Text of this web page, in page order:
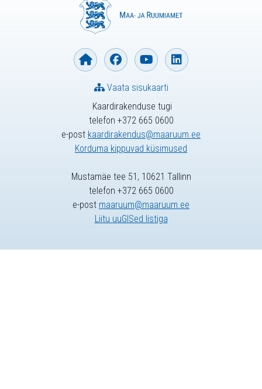
Kaardirakenduse tugi
telefon +372 665 0600
e-post kaardirakendus@maaruum.ee
Korduma kippuvad küsimused
Vaata sisukaarti
Mustamäe tee 51, 10621 Tallinn
telefon +372 665 0600
e-post maaruum@maaruum.ee
Liitu uuGISed listiga